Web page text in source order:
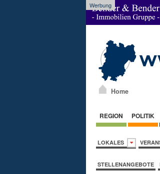
Werbung
Home
REGION POLITIK
LOKALES
STELLENANGEBOTE